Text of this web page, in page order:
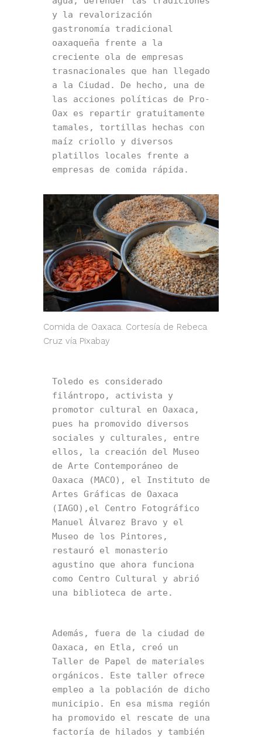
y la revalorización
gastronomía tradicional
oaxaqueña frente a la
creciente ola de empresas
trasnacionales que han llegado
a la Ciudad. De hecho, una de
las acciones políticas de Pro-
Oax es repartir gratuitamente
tamales, tortillas hechas con
maíz criollo y diversos
platillos locales frente a
empresas de comida rápida.
Comida de Oaxaca. Cortesía de Rebeca
Cruz vía Pixabay
Toledo es considerado
filántropo, activista y
promotor cultural en Oaxaca,
pues ha promovido diversos
sociales y culturales, entre
ellos, la creación del Museo
de Arte Contemporáneo de
Oaxaca (MACO), el Instituto de
Artes Gráficas de Oaxaca
(IAGO),el Centro Fotográfico
Manuel Álvarez Bravo y el
Museo de los Pintores,
restauró el monasterio
agustino que ahora funciona
como Centro Cultural y abrió
una biblioteca de arte.
Además, fuera de la ciudad de
Oaxaca, en Etla, creó un
Taller de Papel de materiales
orgánicos. Este taller ofrece
empleo a la población de dicho
municipio. En esa misma región
ha promovido el rescate de una
factoría de hilados y también